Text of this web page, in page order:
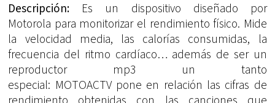
Descripción: Es un dispositivo diseñado por
Motorola para monitorizar el rendimiento físico. Mide
la velocidad media, las calorías consumidas, la
frecuencia del ritmo cardíaco… además de ser un
reproductor mp3 un tanto
especial: MOTOACTV pone en relación las cifras de